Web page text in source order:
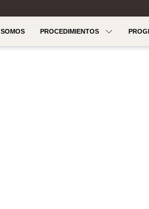
PROCEDIMIENTOS